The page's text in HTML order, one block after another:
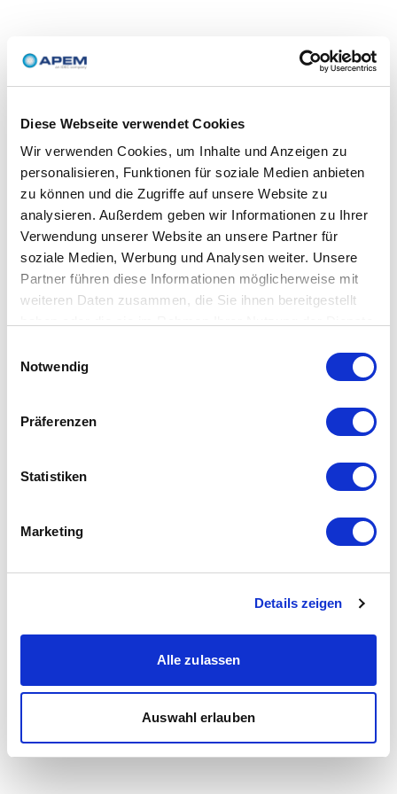
Diese Webseite verwendet Cookies
Wir verwenden Cookies, um Inhalte und Anzeigen zu
personalisieren, Funktionen für soziale Medien anbieten
zu können und die Zugriffe auf unsere Website zu
analysieren. Außerdem geben wir Informationen zu Ihrer
Verwendung unserer Website an unsere Partner für
soziale Medien, Werbung und Analysen weiter. Unsere
Partner führen diese Informationen möglicherweise mit
weiteren Daten zusammen, die Sie ihnen bereitgestellt
Notwendig
Präferenzen
Statistiken
Marketing
Details zeigen
Alle zulassen
Auswahl erlauben